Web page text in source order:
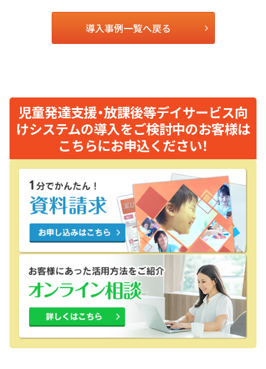
導入事例一覧へ戻る
児童発達支援・放課後等デイサービス向
けシステムの導入をご検討中のお客様は
こちらにお申込ください！